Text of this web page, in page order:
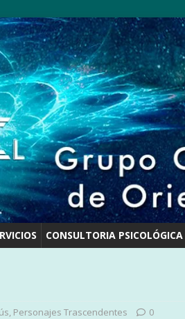
CONSULTORIA PSICOLÓGICA
Personajes Trascendentes 0